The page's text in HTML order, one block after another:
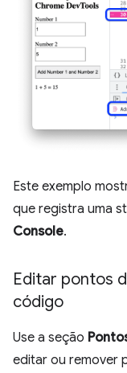
Este exemplo
que registra uma
Console.
Editar pontos
código
Use a seção
editar ou remover